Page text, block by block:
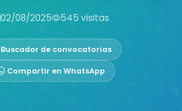
02/08/2025 545 visitas
Buscador de convocatorias
Compartir en WhatsApp